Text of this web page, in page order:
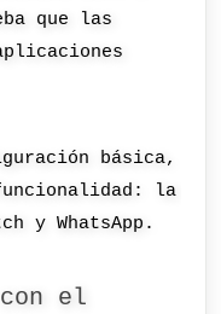
que las
básica,
la
y WhatsApp.
con el